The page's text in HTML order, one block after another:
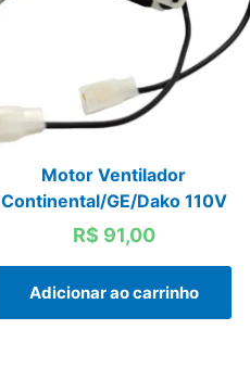
Motor Ventilador
Continental/GE/Dako 110V
R$ 91,00
Adicionar ao carrinho